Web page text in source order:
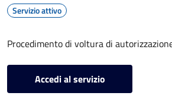
Servizio attivo
Procedimento di voltura di
Accedi al servizio